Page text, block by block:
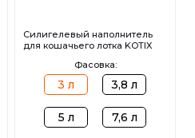
Силигелевый наполнитель
для кошачьего лотка KOTIX
Фасовка:
3 л 3,8 л
5 л 7,6 л